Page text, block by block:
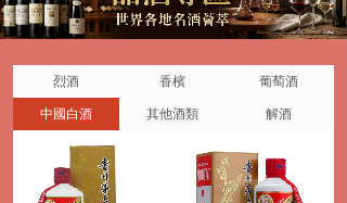
烈酒 香檳 葡萄酒
中國白酒 其他酒類 解酒